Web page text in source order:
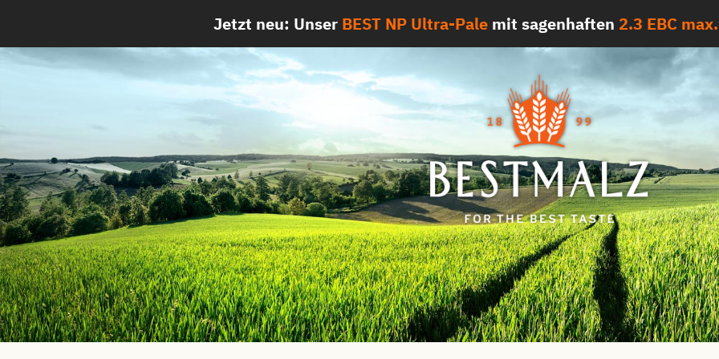
springen
Jetzt neu: Unser BEST NP Ultra-Pale mit sagenhaften 2.3 EBC max.